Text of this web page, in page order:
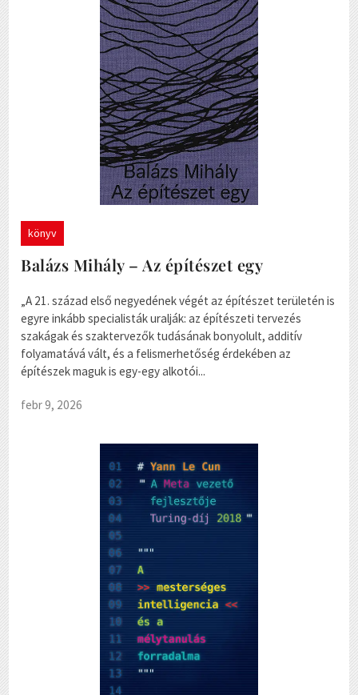
könyv
Balázs Mihály – Az építészet egy
„A 21. század első negyedének végét az építészet területén is
egyre inkább specialisták uralják: az építészeti tervezés
szakágak és szaktervezők tudásának bonyolult, additív
folyamatává vált, és a felismerhetőség érdekében az
építészek maguk is egy-egy alkotói...
febr 9, 2026